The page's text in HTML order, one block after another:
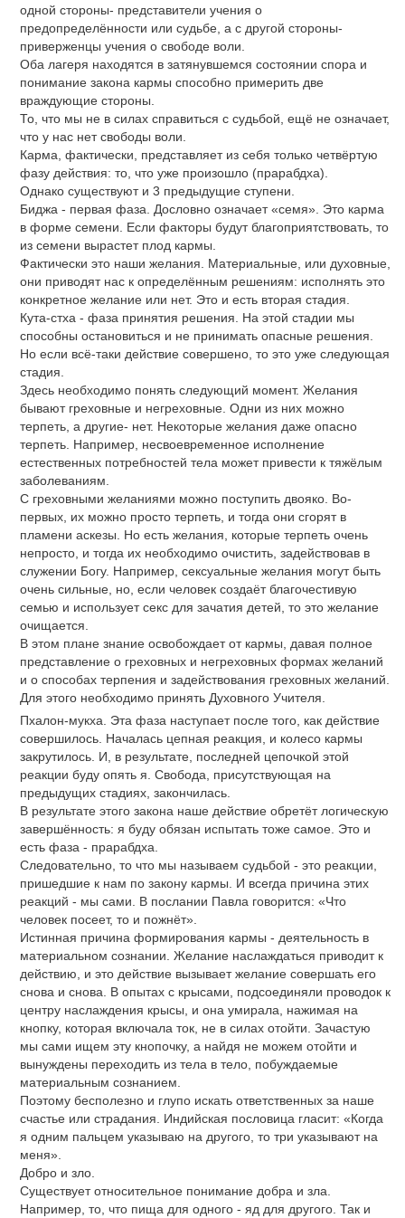
одной стороны- представители учения о
предопределённости или судьбе, а с другой стороны-
приверженцы учения о свободе воли.
Оба лагеря находятся в затянувшемся состоянии спора и
понимание закона кармы способно примерить две
враждующие стороны.
То, что мы не в силах справиться с судьбой, ещё не означает,
что у нас нет свободы воли.
Карма, фактически, представляет из себя только четвёртую
фазу действия: то, что уже произошло (прарабдха).
Однако существуют и 3 предыдущие ступени.
Биджа - первая фаза. Дословно означает «семя». Это карма
в форме семени. Если факторы будут благоприятствовать, то
из семени вырастет плод кармы.
Фактически это наши желания. Материальные, или духовные,
они приводят нас к определённым решениям: исполнять это
конкретное желание или нет. Это и есть вторая стадия.
Кута-стха - фаза принятия решения. На этой стадии мы
способны остановиться и не принимать опасные решения.
Но если всё-таки действие совершено, то это уже следующая
стадия.
Здесь необходимо понять следующий момент. Желания
бывают греховные и негреховные. Одни из них можно
терпеть, а другие- нет. Некоторые желания даже опасно
терпеть. Например, несвоевременное исполнение
естественных потребностей тела может привести к тяжёлым
заболеваниям.
С греховными желаниями можно поступить двояко. Во-
первых, их можно просто терпеть, и тогда они сгорят в
пламени аскезы. Но есть желания, которые терпеть очень
непросто, и тогда их необходимо очистить, задействовав в
служении Богу. Например, сексуальные желания могут быть
очень сильные, но, если человек создаёт благочестивую
семью и использует секс для зачатия детей, то это желание
очищается.
В этом плане знание освобождает от кармы, давая полное
представление о греховных и негреховных формах желаний
и о способах терпения и задействования греховных желаний.
Для этого необходимо принять Духовного Учителя.
Пхалон-мукха. Эта фаза наступает после того, как действие
совершилось. Началась цепная реакция, и колесо кармы
закрутилось. И, в результате, последней цепочкой этой
реакции буду опять я. Свобода, присутствующая на
предыдущих стадиях, закончилась.
В результате этого закона наше действие обретёт логическую
завершённость: я буду обязан испытать тоже самое. Это и
есть фаза - прарабдха.
Следовательно, то что мы называем судьбой - это реакции,
пришедшие к нам по закону кармы. И всегда причина этих
реакций - мы сами. В послании Павла говорится: «Что
человек посеет, то и пожнёт».
Истинная причина формирования кармы - деятельность в
материальном сознании. Желание наслаждаться приводит к
действию, и это действие вызывает желание совершать его
снова и снова. В опытах с крысами, подсоединяли проводок к
центру наслаждения крысы, и она умирала, нажимая на
кнопку, которая включала ток, не в силах отойти. Зачастую
мы сами ищем эту кнопочку, а найдя не можем отойти и
вынуждены переходить из тела в тело, побуждаемые
материальным сознанием.
Поэтому бесполезно и глупо искать ответственных за наше
счастье или страдания. Индийская пословица гласит: «Когда
я одним пальцем указываю на другого, то три указывают на
меня».
Добро и зло.
Существует относительное понимание добра и зла.
Например, то, что пища для одного - яд для другого. Так и